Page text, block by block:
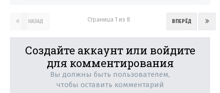
НАЗАД ВПЕРЁД
Страница 1 из 8
Создайте аккаунт или войдите
для комментирования
Вы должны быть пользователем,
чтобы оставить комментарий